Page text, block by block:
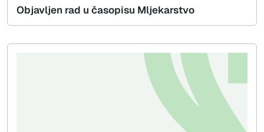
Objavljen rad u časopisu Mljekarstvo